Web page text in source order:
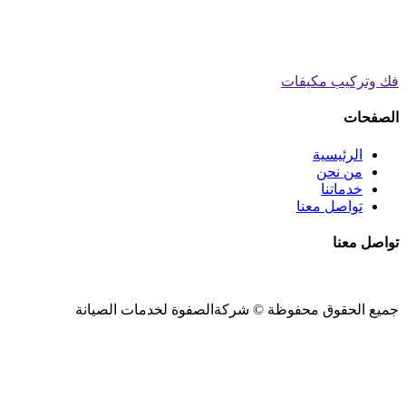
فك وتركيب مكيفات
الصفحات
الرئيسية
من نحن
خدماتنا
تواصل معنا
تواصل معنا
جميع الحقوق محفوظة © شركةالصفوة لخدمات الصيانة